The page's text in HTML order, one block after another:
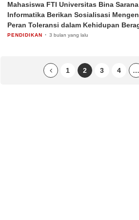
Mahasiswa FTI Universitas Bina Sarana
Informatika Berikan Sosialisasi
Peran Toleransi dalam Kehidupan
yang Inklusif, Damai, dan saling
PENDIDIKAN 3 bulan yang lalu
1 2 3 4 …